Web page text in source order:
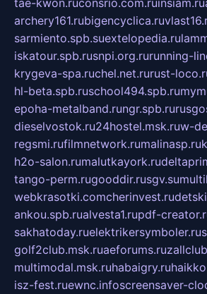
archery161.rubigencyclica.ru
sarmiento.spb.suextelopedia.ru
iskatour.spb.rusnpi.org.rurunning-
krygeva-spa.ruchel.net.rurust-
hl-beta.spb.ruschool494.spb.ru
epoha-metalband.rungr.spb.ru
dieselvostok.ru24hostel.msk.ruw-
regsmi.rufilmnetwork.rumalinasp.ru
h2o-salon.rumalutkayork.ru
tango-perm.rugooddir.rusgv.su
webkrasotki.comcherinvest.ru
ankou.spb.rualvesta1.rupdf-
sakhatoday.ruelektrikersymboler.ru
golf2club.msk.ruaeforums.ru
multimodal.msk.ruhabaigry.ru
isz-fest.ruewnc.infoscreensaver-